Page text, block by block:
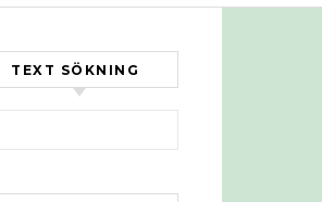
TEXT SÖKNING